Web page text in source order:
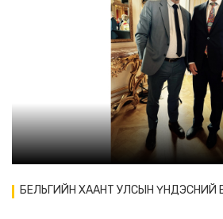
БЕЛЬГИЙН ХААНТ УЛСЫН ҮНДЭСНИЙ